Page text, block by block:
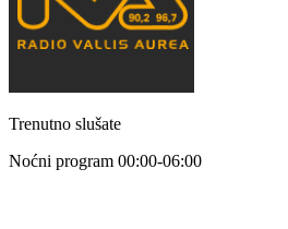
Trenutno slušate
Noćni program 00:00-06:00